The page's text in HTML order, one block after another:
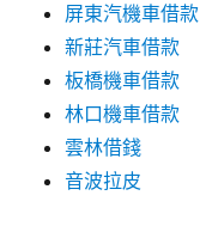
屏東汽機車借款
新莊汽車借款
板橋機車借款
林口機車借款
雲林借錢
音波拉皮